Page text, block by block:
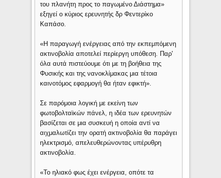
του πλανήτη προς το παγωμένο Διάστημα»
εξηγεί ο κύριος ερευνητής δρ Φεντερίκο
Καπάσο.
«Η παραγωγή ενέργειας από την εκπεμπόμενη
ακτινοβολία αποτελεί περίεργη υπόθεση. Παρ'
όλα αυτά πιστεύουμε ότι με τη βοήθεια της
Φυσικής και της νανοκλίμακας μια τέτοια
καινοτόμος εφαρμογή θα ήταν εφικτή».
Σε παρόμοια λογική με εκείνη των
φωτοβολταϊκών πάνελ, η ιδέα των ερευνητών
βασίζεται σε μια συσκευή η οποία αντί να
αιχμαλωτίζει την ορατή ακτινοβολία θα παράγει
ηλεκτρισμό, απελευθερώνοντας υπέρυθρη
ακτινοβολία.
«Το ηλιακό φως έχει ενέργεια, οπότε τα